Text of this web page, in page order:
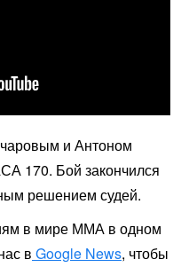
и Антоном
170. Бой закончился
решением судей.
в мире ММА в одном
в Google News, чтобы